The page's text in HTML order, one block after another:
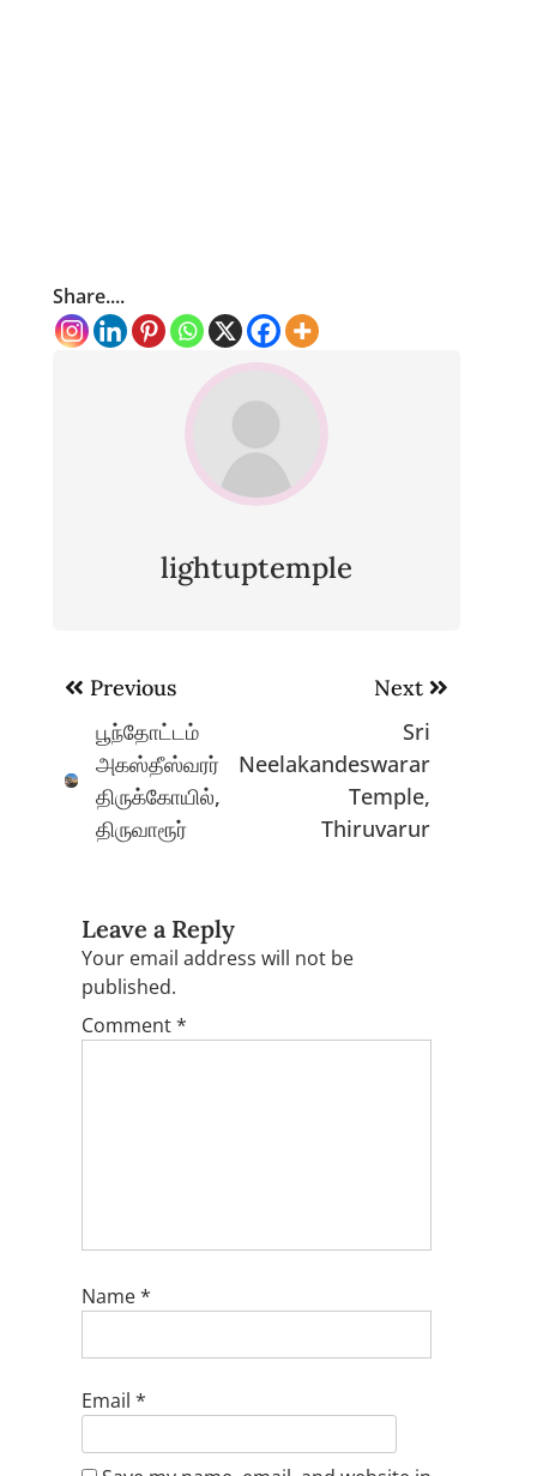
Share....
lightuptemple
Post
navigation
Previous
பூந்தோட்டம்
அகஸ்தீஸ்வரர்
திருக்கோயில்,
திருவாரூர்
Next
Sri
Neelakandeswarar
Temple,
Thiruvarur
Leave a Reply
Your email address will not be
published.
Comment*
Name*
Email *